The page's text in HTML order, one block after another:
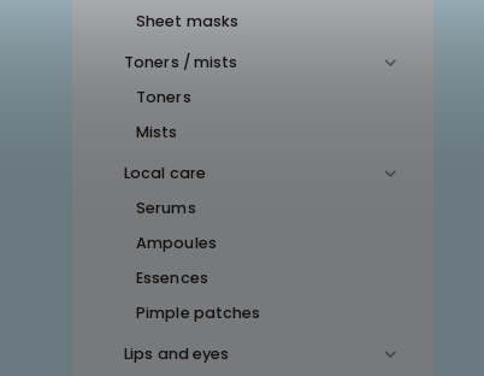
Sheet masks
Toners / mists
Toners
Mists
Local care
Serums
Ampoules
Essences
Pimple patches
Lips and eyes